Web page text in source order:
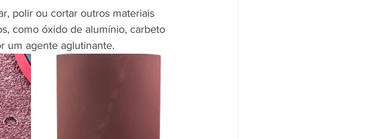
polir ou cortar outros materiais
como óxido de alumínio, carbeto
um agente aglutinante.